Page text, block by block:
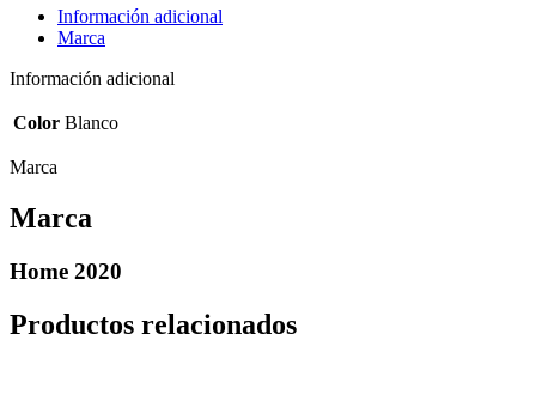
Información adicional
Marca
Información adicional
Color Blanco
Marca
Marca
Home 2020
Productos relacionados